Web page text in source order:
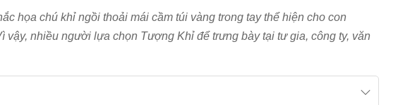
họa chú khỉ ngồi thoải mái cầm túi vàng trong tay thể hiện cho con
vậy, nhiều người lựa chọn Tượng Khỉ để trưng bày tại tư gia, công ty, văn